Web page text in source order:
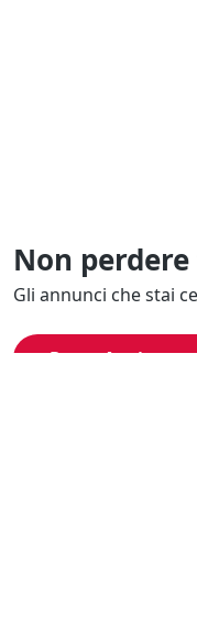
Non
Gli annunci che stai
Resta